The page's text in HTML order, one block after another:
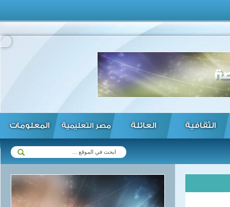
الثقافية العائلة مصر التعليمية المعلومات